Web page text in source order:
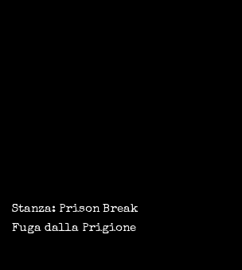
Stanza: Prison Break
Fuga dalla Prigione